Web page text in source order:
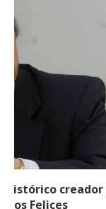
Preocupa el